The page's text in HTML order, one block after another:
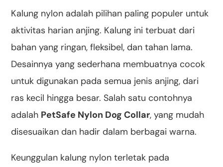
Kalung nylon adalah pilihan paling populer untuk
aktivitas harian anjing. Kalung ini terbuat dari
bahan yang ringan, fleksibel, dan tahan lama.
Desainnya yang sederhana membuatnya cocok
untuk digunakan pada semua jenis anjing, dari
ras kecil hingga besar. Salah satu contohnya
adalah PetSafe Nylon Dog Collar, yang mudah
disesuaikan dan hadir dalam berbagai warna.
Keunggulan kalung nylon terletak pada